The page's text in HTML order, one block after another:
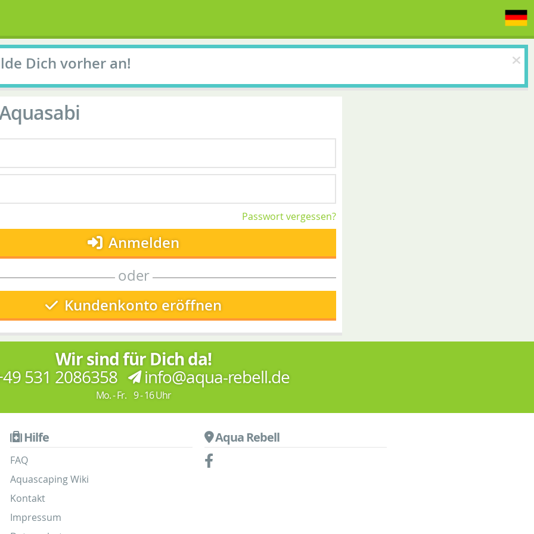
Dich vorher an!
Passwort vergessen?
Anmelden
oder
Kundenkonto eröffnen
Wir sind für Dich da!
531 2086358 info@aqua-rebell.de
Mo. - Fr. 9 - 16 Uhr
Hilfe
FAQ
Aquascaping Wiki
Kontakt
Impressum
Aqua Rebell